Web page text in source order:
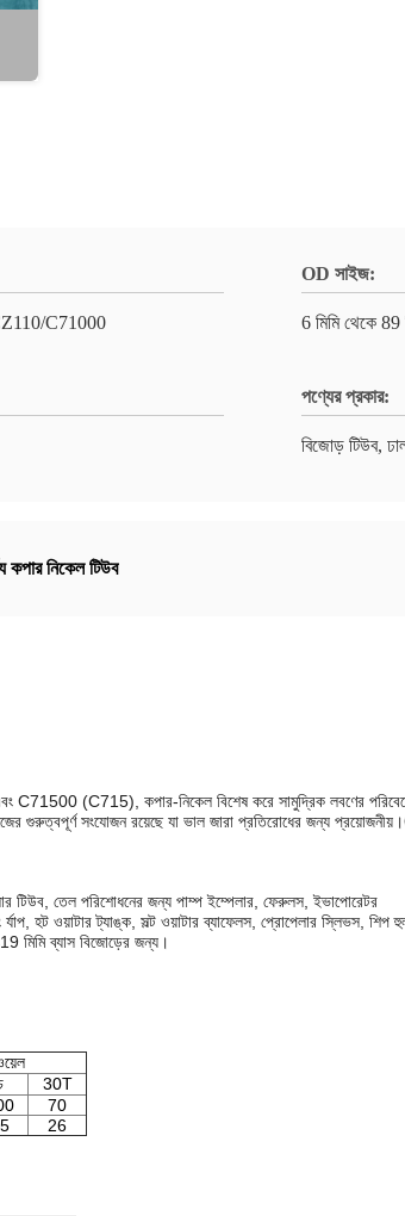
C71000
OD সাইজ:
6 মিমি থেকে 89
পণ্যের প্রকার:
বিজোড় টিউব,
কপার নিকেল টিউব
কপার-নিকেল বিশেষ করে সামুদ্রিক লবণের পরিবেশে
গুরুত্বপূর্ণ সংযোজন রয়েছে যা ভাল জারা প্রতিরোধের জন্য
টিউব, তেল পরিশোধনের জন্য পাম্প ইম্পেলার, ফেরুলস, ইভাপোরেটর
র্যাপ, হট ওয়াটার ট্যাঙ্ক, সল্ট ওয়াটার ব্যাফেলস, প্রোপেলার স্লিভস, শিপ
মিমি ব্যাস বিজোড়ের জন্য।
30T
70
26